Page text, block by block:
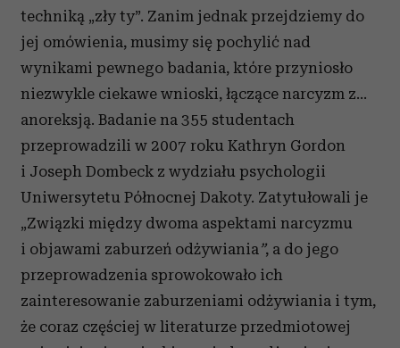
techniką „zły ty”. Zanim jednak przejdziemy do
jej omówienia, musimy się pochylić nad
wynikami pewnego badania, które przyniosło
niezwykle ciekawe wnioski, łączące narcyzm z…
anoreksją. Badanie na 355 studentach
przeprowadzili w 2007 roku Kathryn Gordon
i Joseph Dombeck z wydziału psychologii
Uniwersytetu Północnej Dakoty. Zatytułowali je
„Związki między dwoma aspektami narcyzmu
i objawami zaburzeń odżywiania”, a do jego
przeprowadzenia sprowokowało ich
zainteresowanie zaburzeniami odżywiania i tym,
że coraz częściej w literaturze przedmiotowej